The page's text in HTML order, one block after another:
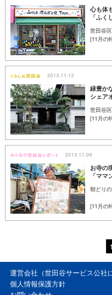
心も体
「ふく
[11月の特
2013.11.12
緑豊か
シェア
[11月の特
2013.11.09
お寺の
「ママ
[11月の特
1
運営会社（世田谷サービス公社
個人情報保護方針